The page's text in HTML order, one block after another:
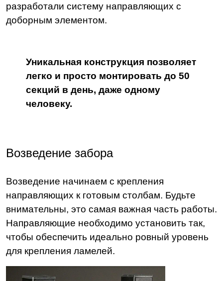
разработали систему направляющих с
доборным элементом.
Уникальная конструкция позволяет
легко и просто монтировать до 50
секций в день, даже одному
человеку.
Возведение забора
Возведение начинаем с крепления
направляющих к готовым столбам. Будьте
внимательны, это самая важная часть работы.
Направляющие необходимо установить так,
чтобы обеспечить идеально ровный уровень
для крепления ламелей.